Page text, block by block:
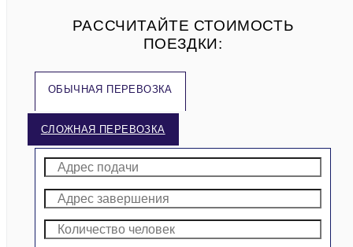
РАССЧИТАЙТЕ СТОИМОСТЬ
ПОЕЗДКИ:
ОБЫЧНАЯ ПЕРЕВОЗКА
СЛОЖНАЯ ПЕРЕВОЗКА